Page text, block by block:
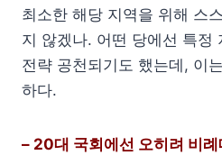
최소한 해당 지역을 위해 스
지 않겠나. 어떤 당에선 특정
전략 공천되기도 했는데, 이
하다.
– 20대 국회에선 오히려 비